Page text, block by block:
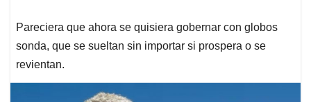
Pareciera que ahora se quisiera gobernar con globos
sonda, que se sueltan sin importar si prospera o se
revientan.